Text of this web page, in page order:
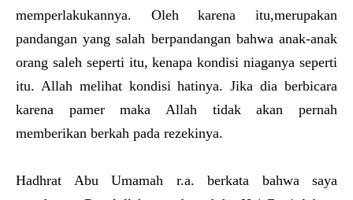
memperlakukannya. Oleh karena itu,merupakan
pandangan yang salah berpandangan bahwa anak-anak
orang saleh seperti itu, kenapa kondisi niaganya seperti
itu. Allah melihat kondisi hatinya. Jika dia berbicara
karena pamer maka Allah tidak akan pernah
memberikan berkah pada rezekinya.
Hadhrat Abu Umamah r.a. berkata bahwa saya